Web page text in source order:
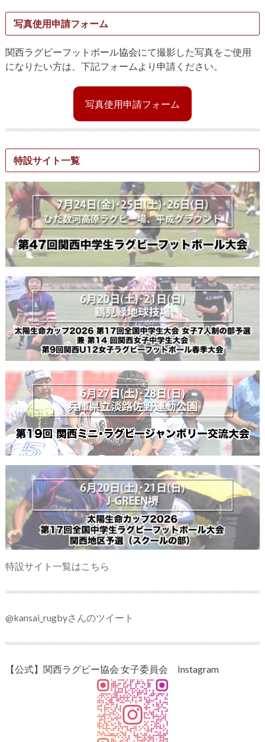
写真使用申請フォーム
関西ラグビーフットボール協会にて撮影した写真をご使用
になりたい方は、下記フォームより申請ください。
写真使用申請フォーム
特設サイト一覧
特設サイト一覧はこちら
@kansai_rugbyさんのツイート
【公式】関西ラグビー協会 女子委員会 Instagram